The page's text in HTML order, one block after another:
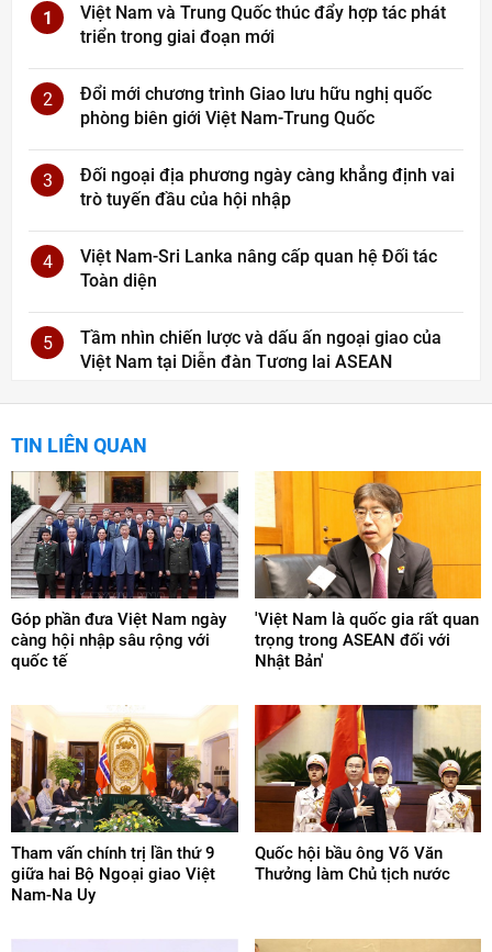
1
Việt Nam và Trung Quốc thúc đẩy hợp tác phát
triển trong giai đoạn mới
2
Đổi mới chương trình Giao lưu hữu nghị quốc
phòng biên giới Việt Nam-Trung Quốc
3
Đối ngoại địa phương ngày càng khẳng định vai
trò tuyến đầu của hội nhập
4
Việt Nam-Sri Lanka nâng cấp quan hệ Đối tác
Toàn diện
5
Tầm nhìn chiến lược và dấu ấn ngoại giao của
Việt Nam tại Diễn đàn Tương lai ASEAN
TIN LIÊN QUAN
Góp phần đưa Việt Nam ngày
càng hội nhập sâu rộng với
quốc tế
'Việt Nam là quốc gia rất quan
trọng trong ASEAN đối với
Nhật Bản'
Tham vấn chính trị lần thứ 9
giữa hai Bộ Ngoại giao Việt
Nam-Na Uy
Quốc hội bầu ông Võ Văn
Thưởng làm Chủ tịch nước